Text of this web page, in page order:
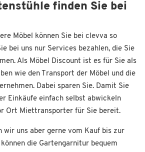
finden Sie bei
Möbel können Sie bei clevva so
bei uns nur Services bezahlen, die Sie
Als Möbel Discount ist es für Sie als
wie den Transport der Möbel und die
Dabei sparen Sie. Damit Sie
Einkäufe einfach selbst abwickeln
Ort Miettransporter für Sie bereit.
wir uns aber gerne vom Kauf bis zur
die Gartengarnitur bequem